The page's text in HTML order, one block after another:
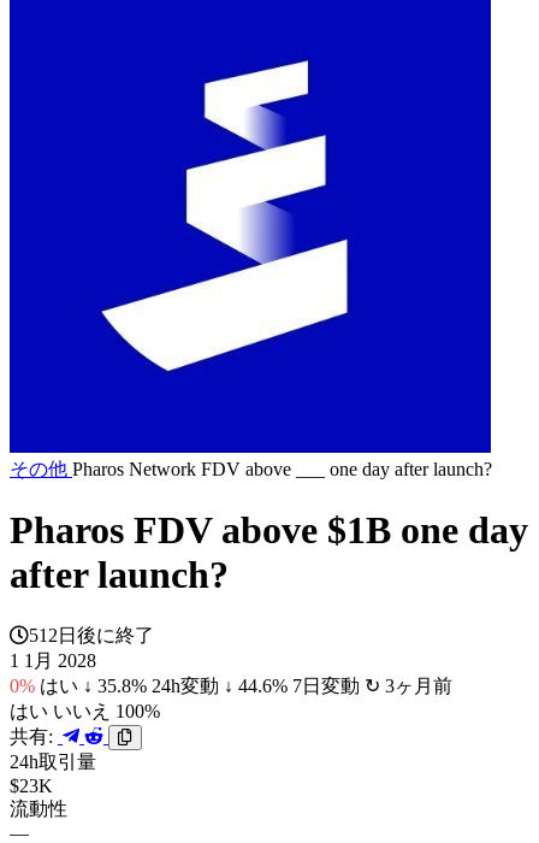
その他 Pharos Network FDV above ___ one day after launch?
Pharos FDV above $1B one day
after launch?
512日後に終了
1 1月 2028
0% はい ↓ 35.8% 24h変動 ↓ 44.6% 7日変動 ↻ 3ヶ月前
はい いいえ 100%
共有:
24h取引量
$23K
流動性
—